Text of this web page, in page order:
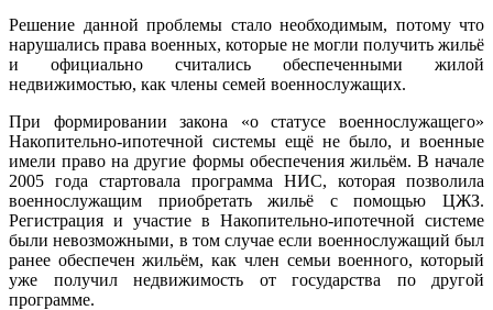
Решение данной проблемы стало необходимым, потому что
нарушались права военных, которые не могли получить жильё
и официально считались обеспеченными жилой
недвижимостью, как члены семей военнослужащих.
При формировании закона «о статусе военнослужащего»
Накопительно-ипотечной системы ещё не было, и военные
имели право на другие формы обеспечения жильём. В начале
2005 года стартовала программа НИС, которая позволила
военнослужащим приобретать жильё с помощью ЦЖЗ.
Регистрация и участие в Накопительно-ипотечной системе
были невозможными, в том случае если военнослужащий был
ранее обеспечен жильём, как член семьи военного, который
уже получил недвижимость от государства по другой
программе.